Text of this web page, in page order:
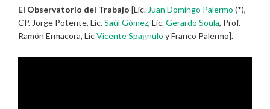
El Observatorio del Trabajo [Lic. Juan Domingo Palermo (*),
CP. Jorge Potente, Lic.Saúl Gómez, Lic.Gerardo Soula, Prof.
Ramón Ermacora, LicVicente Spagnulo y Franco Palermo].